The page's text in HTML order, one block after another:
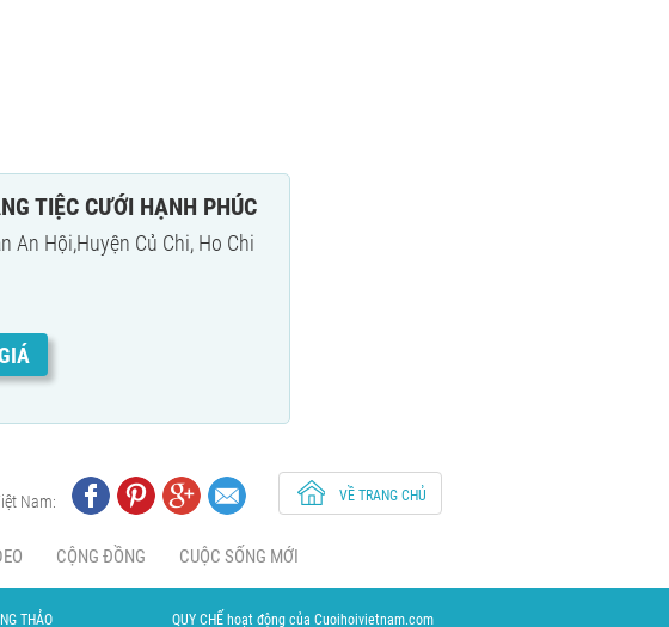
TIỆC CƯỚI HẠNH PHÚC
An Hội,Huyện Củ Chi, Ho Chi
Nam: VỀ TRANG CHỦ
CỘNG ĐỒNG CUỘC SỐNG MỚI
THẢO QUY CHẾ hoạt động của Cuoihoivietnam.com